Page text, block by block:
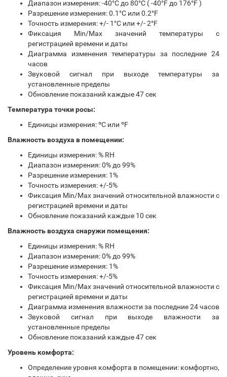
Диапазон измерения: -40°C до 80°C ( -40°F до 176°F )
Разрешение измерения: 0.1°C или 0.2°F
Точность измерения: +/- 1°C или +/- 2°F
Фиксация Min/Max значений температуры с
регистрацией времени и даты
Диаграмма изменения температуры за последние 24
часов
Звуковой сигнал при выходе температуры за
установленные пределы
Обновление показаний каждые 47 сек
Температура точки росы:
Единицы измерения: ºС или ºF
Влажность воздуха в помещении:
Единицы измерения: % RH
Диапазон измерения: 0% до 99%
Разрешение измерения: 1%
Точность измерения: +/-5%
Фиксация Min/Max значений относительной влажности с
регистрацией времени и даты
Обновление показаний каждые 10 сек
Влажность воздуха снаружи помещения:
Единицы измерения: % RH
Диапазон измерения: 0% до 99%
Разрешение измерения: 1%
Точность измерения: +/-5%
Фиксация Min/Max значений относительной влажности с
регистрацией времени и даты
Диаграмма изменения влажности за последние 24 часов
Звуковой сигнал при выходе влажности за
установленные пределы
Обновление показаний каждые 47 сек
Уровень комфорта:
Определение уровня комфорта в помещении: комфортно,